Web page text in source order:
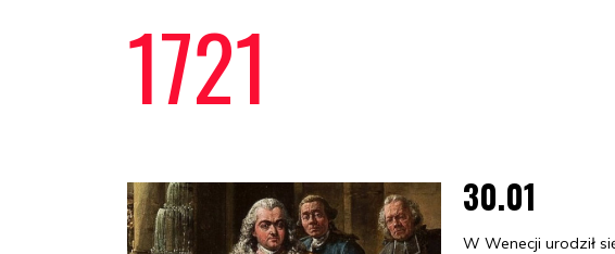
1721
30.01
W Wenecji urodził